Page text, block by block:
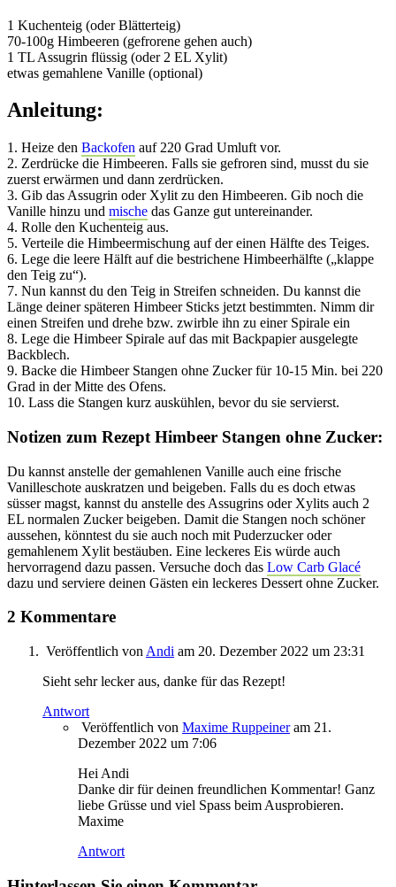
1 Kuchenteig (oder Blätterteig)
70-100g Himbeeren (gefrorene gehen auch)
1 TL Assugrin flüssig (oder 2 EL Xylit)
etwas gemahlene Vanille (optional)
Anleitung:
1. Heize den Backofen auf 220 Grad Umluft vor.
2. Zerdrücke die Himbeeren. Falls sie gefroren sind, musst du sie
zuerst erwärmen und dann zerdrücken.
3. Gib das Assugrin oder Xylit zu den Himbeeren. Gib noch die
Vanille hinzu und mische das Ganze gut untereinander.
4. Rolle den Kuchenteig aus.
5. Verteile die Himbeermischung auf der einen Hälfte des Teiges.
6. Lege die leere Hälft auf die bestrichene Himbeerhälfte („klappe
den Teig zu“).
7. Nun kannst du den Teig in Streifen schneiden. Du kannst die
Länge deiner späteren Himbeer Sticks jetzt bestimmten. Nimm dir
einen Streifen und drehe bzw. zwirble ihn zu einer Spirale ein
8. Lege die Himbeer Spirale auf das mit Backpapier ausgelegte
Backblech.
9. Backe die Himbeer Stangen ohne Zucker für 10-15 Min. bei 220
Grad in der Mitte des Ofens.
10. Lass die Stangen kurz auskühlen, bevor du sie servierst.
Notizen zum Rezept Himbeer Stangen ohne Zucker:
Du kannst anstelle der gemahlenen Vanille auch eine frische
Vanilleschote auskratzen und beigeben. Falls du es doch etwas
süsser magst, kannst du anstelle des Assugrins oder Xylits auch 2
EL normalen Zucker beigeben. Damit die Stangen noch schöner
aussehen, könntest du sie auch noch mit Puderzucker oder
gemahlenem Xylit bestäuben. Eine leckeres Eis würde auch
hervorragend dazu passen. Versuche doch das Low Carb Glacé
dazu und serviere deinen Gästen ein leckeres Dessert ohne Zucker.
2 Kommentare
Veröffentlich von Andi am 20. Dezember 2022 um 23:31
Sieht sehr lecker aus, danke für das Rezept!
Antwort
Veröffentlich von Maxime Ruppeiner am 21.
Dezember 2022 um 7:06
Hei Andi
Danke dir für deinen freundlichen Kommentar! Ganz
liebe Grüsse und viel Spass beim Ausprobieren.
Maxime
Antwort